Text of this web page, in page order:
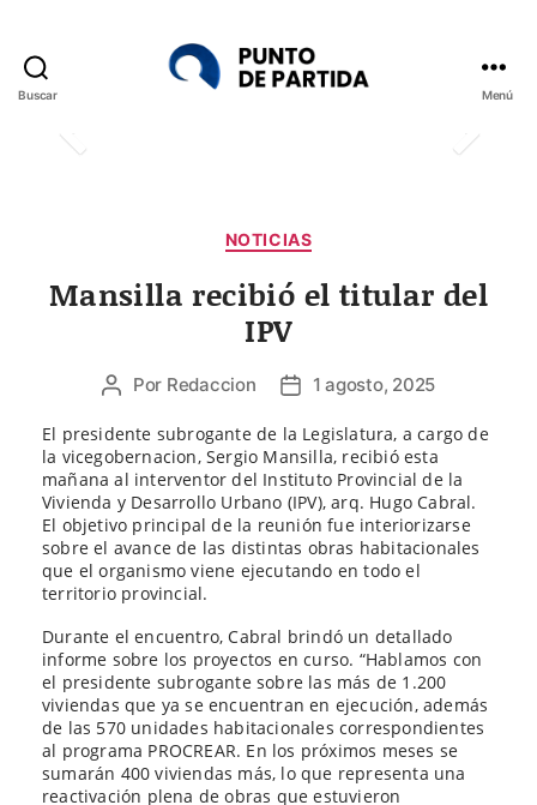
Buscar Menú
NOTICIAS
Mansilla recibió el titular del
IPV
Autor
la
entrada
Por Redaccion
Fecha
la
entrada
1 agosto, 2025
El presidente subrogante de la Legislatura, a cargo de
la vicegobernacion, Sergio Mansilla, recibió esta
mañana al interventor del Instituto Provincial de la
Vivienda y Desarrollo Urbano (IPV), arq. Hugo Cabral.
El objetivo principal de la reunión fue interiorizarse
sobre el avance de las distintas obras habitacionales
que el organismo viene ejecutando en todo el
territorio provincial.
Durante el encuentro, Cabral brindó un detallado
informe sobre los proyectos en curso. “Hablamos con
el presidente subrogante sobre las más de 1.200
viviendas que ya se encuentran en ejecución, además
de las 570 unidades habitacionales correspondientes
al programa PROCREAR. En los próximos meses se
sumarán 400 viviendas más, lo que representa una
reactivación plena de obras que estuvieron